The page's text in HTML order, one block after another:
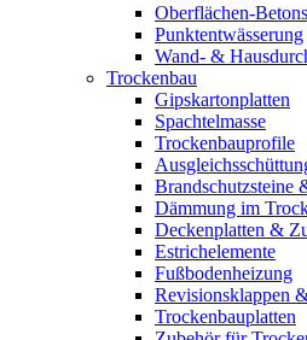
Oberflächen-
Punktentwässerung
Wand- &
Trockenbau
Gipskartonplatten
Spachtelmasse
Trockenbauprofile
Brandschutzsteine
Dämmung im
Deckenplatten &
Estrichelemente
Fußbodenheizung
Revisionsklappen
Trockenbauplatten